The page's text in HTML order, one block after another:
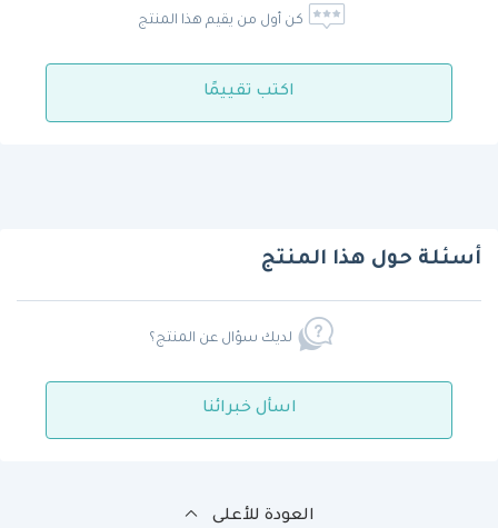
كن أول من يقيم هذا المنتج
اكتب تقييمًا
أسئلة حول هذا المنتج
لديك سؤال عن المنتج؟
اسأل خبرائنا
العودة للأعلى